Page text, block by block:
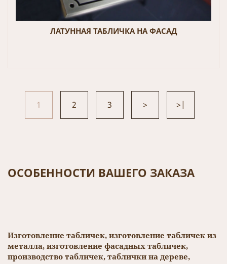
ЛАТУННАЯ ТАБЛИЧКА НА ФАСАД
1 2 3 > >|
ОСОБЕННОСТИ ВАШЕГО ЗАКАЗА
Изготовление табличек, изготовление табличек из
металла, изготовление фасадных табличек,
производство табличек, таблички на дереве,